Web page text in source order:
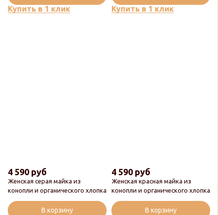
Купить в 1 клик Купить в 1 клик
Женская серая майка из
конопли и органического хлопка
4 590 руб
В корзину
Женская красная майка из
конопли и органического хлопка
4 590 руб
В корзину